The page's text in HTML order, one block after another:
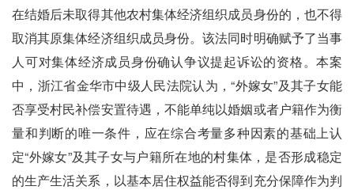
在结婚后未取得其他农村集体经济组织成员身份的，也不得
取消其原集体经济组织成员身份。该法同时明确赋予了当事
人可对集体经济成员身份确认争议提起诉讼的资格。本案
中，浙江省金华市中级人民法院认为，“外嫁女”及其子女能
否享受村民补偿安置待遇，不能单纯以婚姻或者户籍作为衡
量和判断的唯一条件，应在综合考量多种因素的基础上认
定“外嫁女”及其子女与户籍所在地的村集体，是否形成稳定
的生产生活关系，以基本居住权益能否得到充分保障作为判